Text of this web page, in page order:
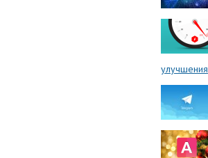
улучшения